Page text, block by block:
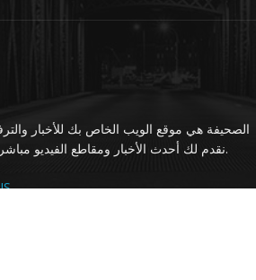
الصحيفة هي موقع الويب الخاص بك للأخبار
نقدم لك أحدث الأخبار ومقاطع الفيديو مباشرة من صناعة الترفيه.